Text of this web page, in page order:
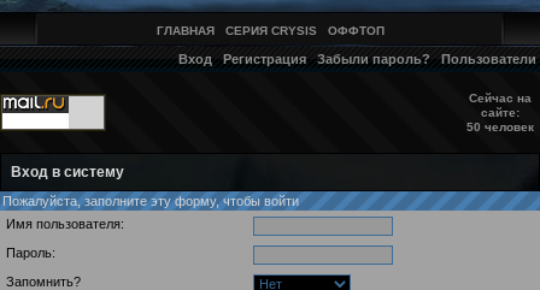
ГЛАВНАЯ СЕРИЯ CRYSIS ОФФТОП
Вход Регистрация Забыли пароль? Пользователи
Сейчас на
сайте:
50 человек
Вход в систему
Пожалуйста, заполните эту форму, чтобы войти
Имя пользователя:
Пароль:
Запомнить?